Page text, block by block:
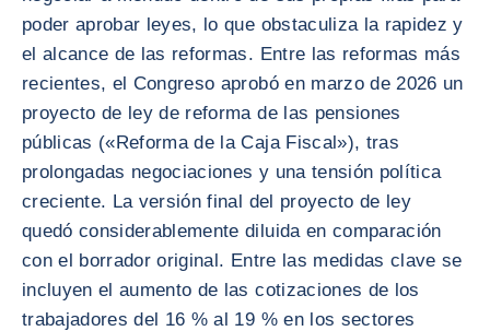
poder aprobar leyes, lo que obstaculiza la rapidez y
el alcance de las reformas. Entre las reformas más
recientes, el Congreso aprobó en marzo de 2026 un
proyecto de ley de reforma de las pensiones
públicas («Reforma de la Caja Fiscal»), tras
prolongadas negociaciones y una tensión política
creciente. La versión final del proyecto de ley
quedó considerablemente diluida en comparación
con el borrador original. Entre las medidas clave se
incluyen el aumento de las cotizaciones de los
trabajadores del 16 % al 19 % en los sectores